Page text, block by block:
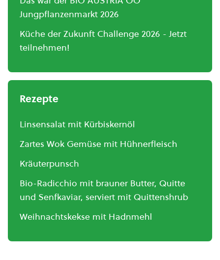
Jungpflanzenmarkt 2026
Küche der Zukunft Challenge 2026 - Jetzt
teilnehmen!
Rezepte
Linsensalat mit Kürbiskernöl
Zartes Wok Gemüse mit Hühnerfleisch
Kräuterpunsch
Bio-Radicchio mit brauner Butter, Quitte
und Senfkaviar, serviert mit Quittenshrub
Weihnachtskekse mit Hadnmehl